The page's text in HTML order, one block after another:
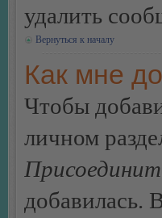
удалить
Вернуться к началу
Как мне
Чтобы
личном
добавилась.